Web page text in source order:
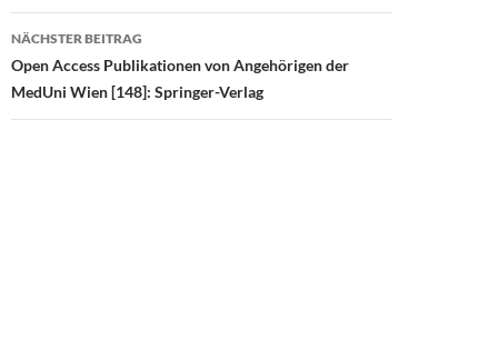
k
NÄCHSTER BEITRAG
Open Access Publikationen von Angehörigen der
MedUni Wien [148]: Springer-Verlag